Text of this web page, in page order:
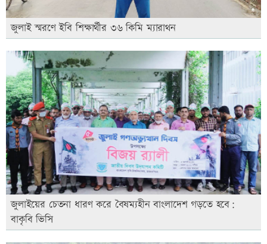
জুলাই স্মরণে ইবি শিক্ষার্থীর ৩৬ কিমি ম্যারাথন
জুলাইয়ের চেতনা ধারণ করে বৈষম্যহীন বাংলাদেশ গড়তে হবে:
বাকৃবি ভিসি